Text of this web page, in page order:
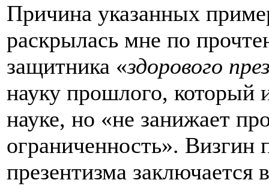
Причина указанных
раскрылась мне по
защитника «здорового
науку прошлого,
науке, но «не занижает
ограниченность». Визгин
презентизма